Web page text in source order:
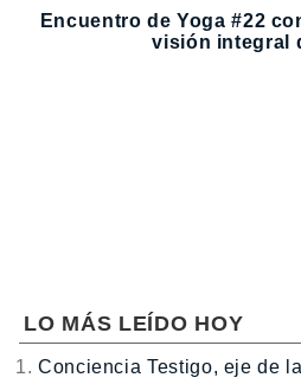
Encuentro de Yoga #22
visión integral
LO MÁS LEÍDO HOY
Conciencia Testigo, eje de